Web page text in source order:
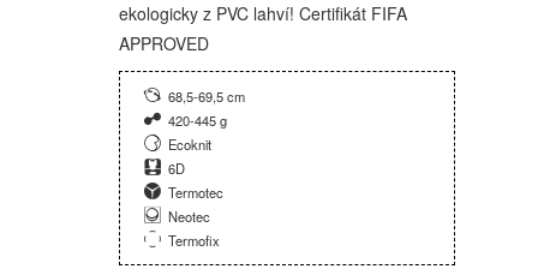
ekologicky z PVC lahví! Certifikát FIFA
APPROVED
68,5-69,5 cm
420-445 g
Ecoknit
6D
Termotec
Neotec
Termofix